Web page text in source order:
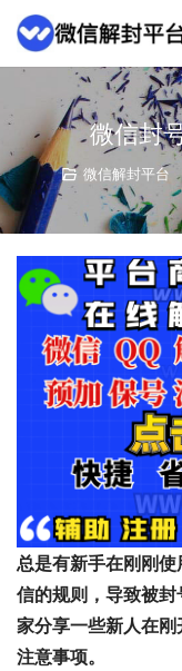
微信封
微信解封平台
总是有新手在刚刚
信的规则，导致被
家分享一些新人在
注意事项。